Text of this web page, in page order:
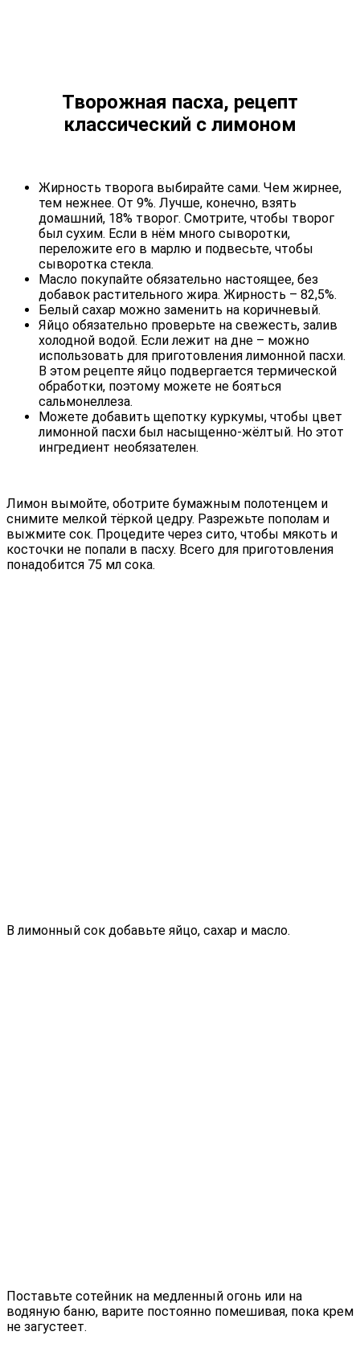
Творожная пасха, рецепт
классический с лимоном
Жирность творога выбирайте сами. Чем жирнее,
тем нежнее. От 9%. Лучше, конечно, взять
домашний, 18% творог. Смотрите, чтобы творог
был сухим. Если в нём много сыворотки,
переложите его в марлю и подвесьте, чтобы
сыворотка стекла.
Масло покупайте обязательно настоящее, без
добавок растительного жира. Жирность – 82,5%.
Белый сахар можно заменить на коричневый.
Яйцо обязательно проверьте на свежесть, залив
холодной водой. Если лежит на дне – можно
использовать для приготовления лимонной пасхи.
В этом рецепте яйцо подвергается термической
обработки, поэтому можете не бояться
сальмонеллеза.
Можете добавить щепотку куркумы, чтобы цвет
лимонной пасхи был насыщенно-жёлтый. Но этот
ингредиент необязателен.
Лимон вымойте, оботрите бумажным полотенцем и
снимите мелкой тёркой цедру. Разрежьте пополам и
выжмите сок. Процедите через сито, чтобы мякоть и
косточки не попали в пасху. Всего для приготовления
понадобится 75 мл сока.
В лимонный сок добавьте яйцо, сахар и масло.
Поставьте сотейник на медленный огонь или на
водяную баню, варите постоянно помешивая, пока крем
не загустеет.